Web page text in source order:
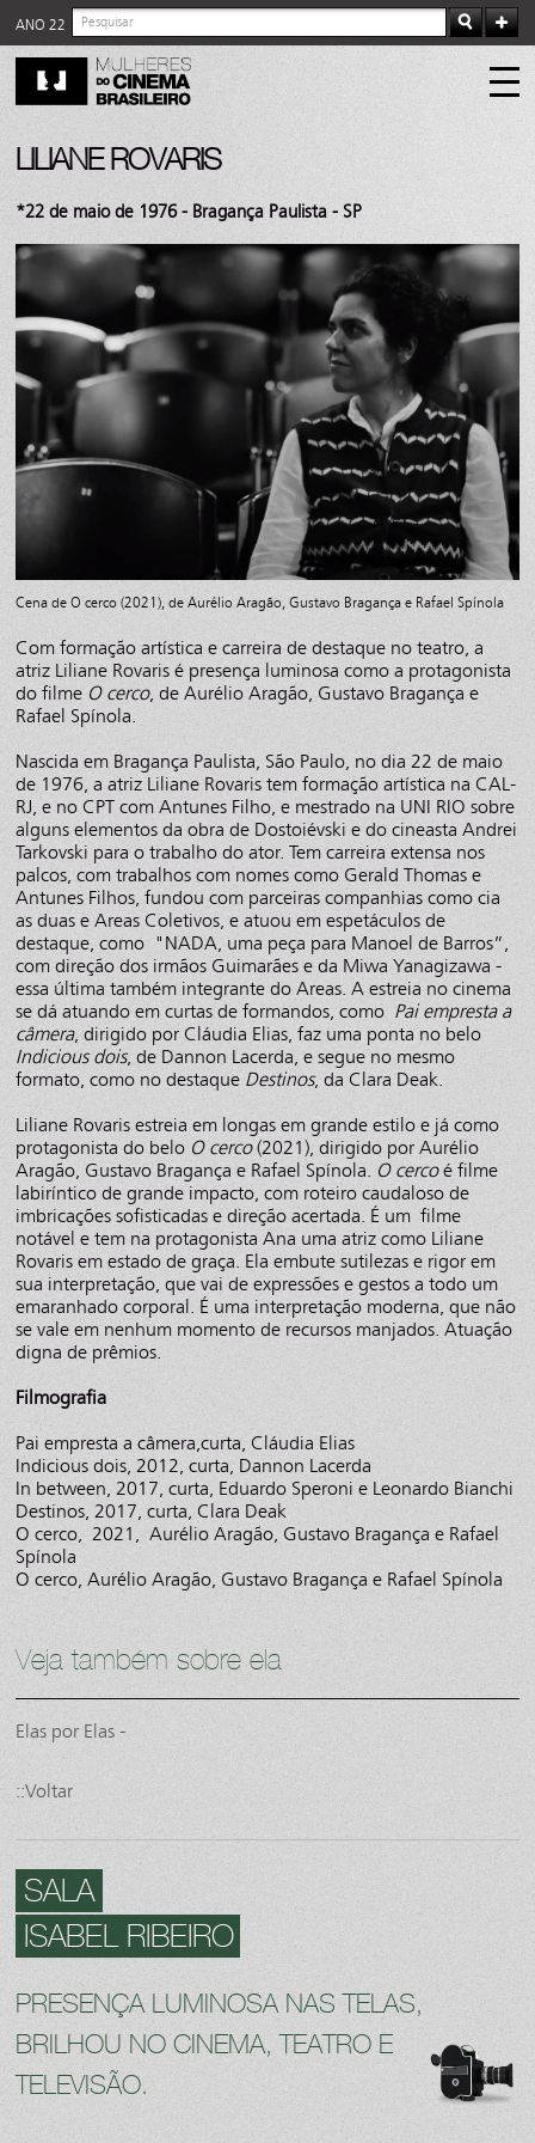
ANO 22
LILIANE ROVARIS
*22 de maio de 1976 - Bragança Paulista - SP
Cena de O cerco (2021), de Aurélio Aragão, Gustavo Bragança e Rafael Spínola
Com formação artística e carreira de destaque no teatro, a
atriz Liliane Rovaris é presença luminosa como a protagonista
do filme O cerco, de Aurélio Aragão, Gustavo Bragança e
Rafael Spínola.
Nascida em Bragança Paulista, São Paulo, no dia 22 de maio
de 1976, a atriz Liliane Rovaris tem formação artística na CAL-
RJ, e no CPT com Antunes Filho, e mestrado na UNI RIO sobre
alguns elementos da obra de Dostoiévski e do cineasta Andrei
Tarkovski para o trabalho do ator. Tem carreira extensa nos
palcos, com trabalhos com nomes como Gerald Thomas e
Antunes Filhos, fundou com parceiras companhias como cia
as duas e Areas Coletivos, e atuou em espetáculos de
destaque, como "NADA, uma peça para Manoel de Barros”,
com direção dos irmãos Guimarães e da Miwa Yanagizawa -
essa última também integrante do Areas. A estreia no cinema
se dá atuando em curtas de formandos, como Pai empresta a
câmera, dirigido por Cláudia Elias, faz uma ponta no belo
Indicious dois, de Dannon Lacerda, e segue no mesmo
formato, como no destaque Destinos, da Clara Deak.
Liliane Rovaris estreia em longas em grande estilo e já como
protagonista do belo O cerco(2021), dirigido por Aurélio
Aragão, Gustavo Bragança e Rafael Spínola. O cercoé filme
labiríntico de grande impacto, com roteiro caudaloso de
imbricações sofisticadas e direção acertada. É um filme
notável e tem na protagonista Ana uma atriz como Liliane
Rovaris em estado de graça. Ela embute sutilezas e rigor em
sua interpretação, que vai de expressões e gestos a todo um
emaranhado corporal. É uma interpretação moderna, que não
se vale em nenhum momento de recursos manjados. Atuação
digna de prêmios.
Filmografia
Pai empresta a câmera,curta, Cláudia Elias
Indicious dois, 2012, curta, Dannon Lacerda
In between, 2017, curta, Eduardo Speroni e Leonardo Bianchi
Destinos, 2017, curta, Clara Deak
O cerco, 2021, Aurélio Aragão, Gustavo Bragança e Rafael
Spínola
O cerco, Aurélio Aragão, Gustavo Bragança e Rafael Spínola
Veja também sobre ela
Elas por Elas -
::Voltar
SALA
ISABEL RIBEIRO
PRESENÇA LUMINOSA NAS TELAS,
BRILHOU NO CINEMA, TEATRO E
TELEVISÃO.